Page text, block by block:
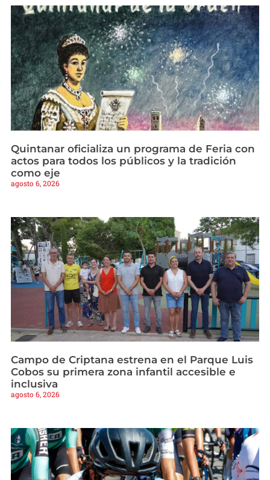
Quintanar oficializa un programa de Feria con
actos para todos los públicos y la tradición
como eje
agosto 6, 2026
Campo de Criptana estrena en el Parque Luis
Cobos su primera zona infantil accesible e
inclusiva
agosto 6, 2026